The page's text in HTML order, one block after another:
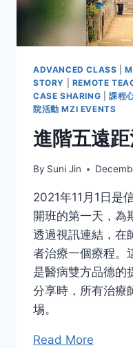
ADVANCED CLASS |
STORY
REMOTE
CASE SHARING
課程
院活動 MZI EVENTS
進階五遠
By Suni Jin
2021年11月1日是
開班的第一天，為
透過視訊連結，在
者治療一個療程。
是醫病雙方品德的
分享時，所有治療
埸。
Read More